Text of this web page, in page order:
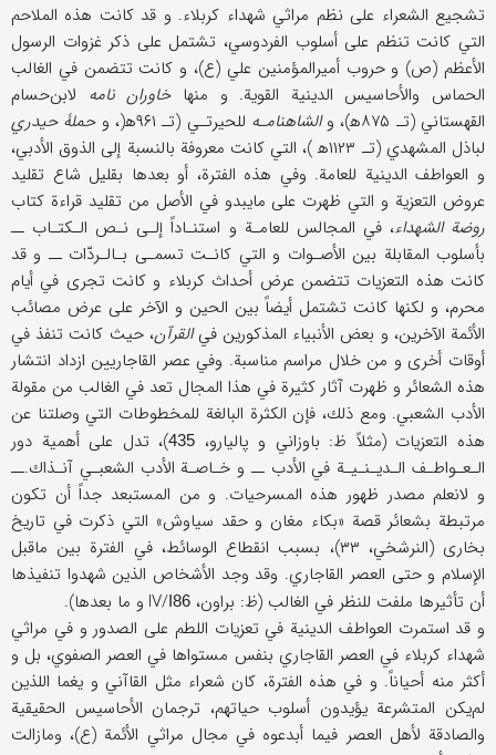
تشجيع الشعراء على نظم مراثي شهداء كربلاء. و قد كانت هذه الملاحم
التي كانت تنظم على أسلوب الفردوسي، تشتمل على ذكر غزوات الرسول
الأعظم (ص) و حروب أمير‌المؤمنين علي (ع)، و كانت تتضمن في الغالب
الحماس والأحاسيس الدينية القوية. و منهاخاوران نامه لابن‌حسام
القهستاني (تـ‍ ۸۷۵ه‍)، و
الشاهنامـه للحيرتـي (تـ‍ ۹۶۱ه‍(، و
حملۀ حيدري
لباذل المشهدي (تـ‍ ۱۱۲۳ه‍ )، التي كانت معروفة بالنسبة إلى الذوق الأدبي،
و العواطف الدينية للعامة. وفي هذه الفترة، أو بعدها بقليل شاع تقليد
عروض التعزية و التي ظهرت على مايبدو في الأصل من تقليد قراءة كتاب
روضة الشهداء، في المجالس للعامـة و استنـاداً إلـى نـص الـكتـاب ــ
بأسلوب المقابلة بين الأصـوات و التي كانـت تسمـى بـالـردّات ــ و قد
كانت هذه التعزيات تتضمن عرض أحداث كربلاء و كانت تجرى في أيام
محرم، و لكنها كانت تشتمل أيضاً بين الحين و الآخر على عرض مصائب
الأئمة الآخرين، و بعض الأنبياء المذكورين فيالقرآن، حيث كانت تنفذ في
أوقات أخرى و من خلال مراسم مناسبة. وفي عصر القاجاريين ازداد انتشار
هذه الشعائر و ظهرت آثار كثيرة في هذا المجال تعد في الغالب من مقولة
الأدب الشعبي. ومع ذلك، فإن الكثرة البالغة للمخطوطات التي وصلتنا عن
هذه التعزيات (مثلاً ظ: باوزاني و پاليارو، 435)، تدل على أهمية دور
الـعـواطـف الـديـنـيـة في الأدب ــ و خـاصـة الأدب الشعبـي آنـذاك.ــ
و لانعلم مصدر ظهور هذه المسرحيات. و من المستبعد جداً أن تكون
مرتبطة بشعائر قصة «بكاء مغان و حقد سياوش» التي ذكرت في تاريخ
بخارى (النرشخي، ۳۳)، بسبب انقطاع الوسائط، في الفترة بين ماقبل
الإسلام و حتى العصر القاجاري. وقد وجد الأشخاص الذين شهدوا تنفيذها
أن تأثيرها ملفت للنظر في الغالب (ظ: براون، IV/ I86
و ما بعدها).
و قد استمرت العواطف الدينية في تعزيات اللطم على الصدور و في مراثي
شهداء كربلاء في العصر القاجاري بنفس مستواها في العصر الصفوي، بل و
أكثر منه أحياناً. و في هذه الفترة، كان شعراء مثل القا‌آني و يغما اللذين
لم‌يكن المتشرعة يؤيدون أسلوب حياتهم، ترجمان الأحاسيس الحقيقية
والصادقة لأهل العصر فيما أبدعوه في مجال مراثي الأئمة (ع)، ومازالت